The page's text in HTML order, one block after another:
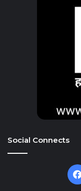
Social Connects